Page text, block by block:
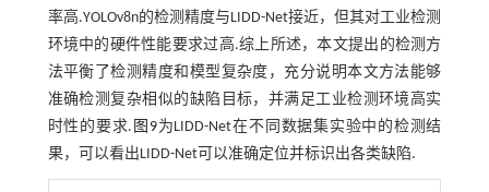
率高.YOLOv8n的检测精度与LIDD-Net接近，但其对工业检测
环境中的硬件性能要求过高.综上所述，本文提出的检测方
法平衡了检测精度和模型复杂度，充分说明本文方法能够
准确检测复杂相似的缺陷目标，并满足工业检测环境高实
时性的要求. 图9为LIDD-Net在不同数据集实验中的检测结
果，可以看出LIDD-Net可以准确定位并标识出各类缺陷.